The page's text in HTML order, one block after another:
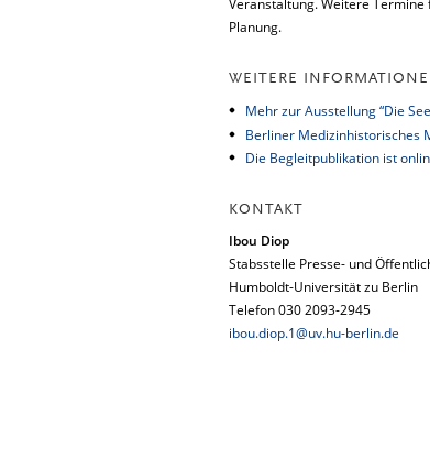
Veranstaltung. Weitere
Planung.
WEITERE
Mehr zur Ausstellung “Die
Berliner Medizinhistorisches
Die Begleitpublikation ist
KONTAKT
Ibou Diop
Stabsstelle Presse- und
Humboldt-Universität zu Berlin
Telefon 030 2093-2945
ibou.diop.1@uv.hu-berlin.de